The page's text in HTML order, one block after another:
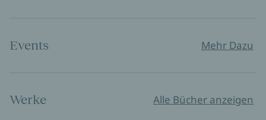
Events Mehr Dazu
Werke Alle Bücher anzeigen